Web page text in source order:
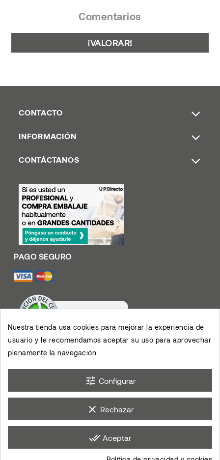
Comentarios
¡VALORAR!
CONTACTO
INFORMACIÓN
CONTÁCTANOS
×
Valoración De Clientes
Muy contento con el
servicio y los productos,
agradezco su eficiencia.
Opinión De Clientes
Nuestra tienda usa cookies para mejorar la experiencia de
usuario y le recomendamos aceptar su uso para aprovechar
plenamente la navegación.
tune Configurar
clear Rechazar
done_all Aceptar